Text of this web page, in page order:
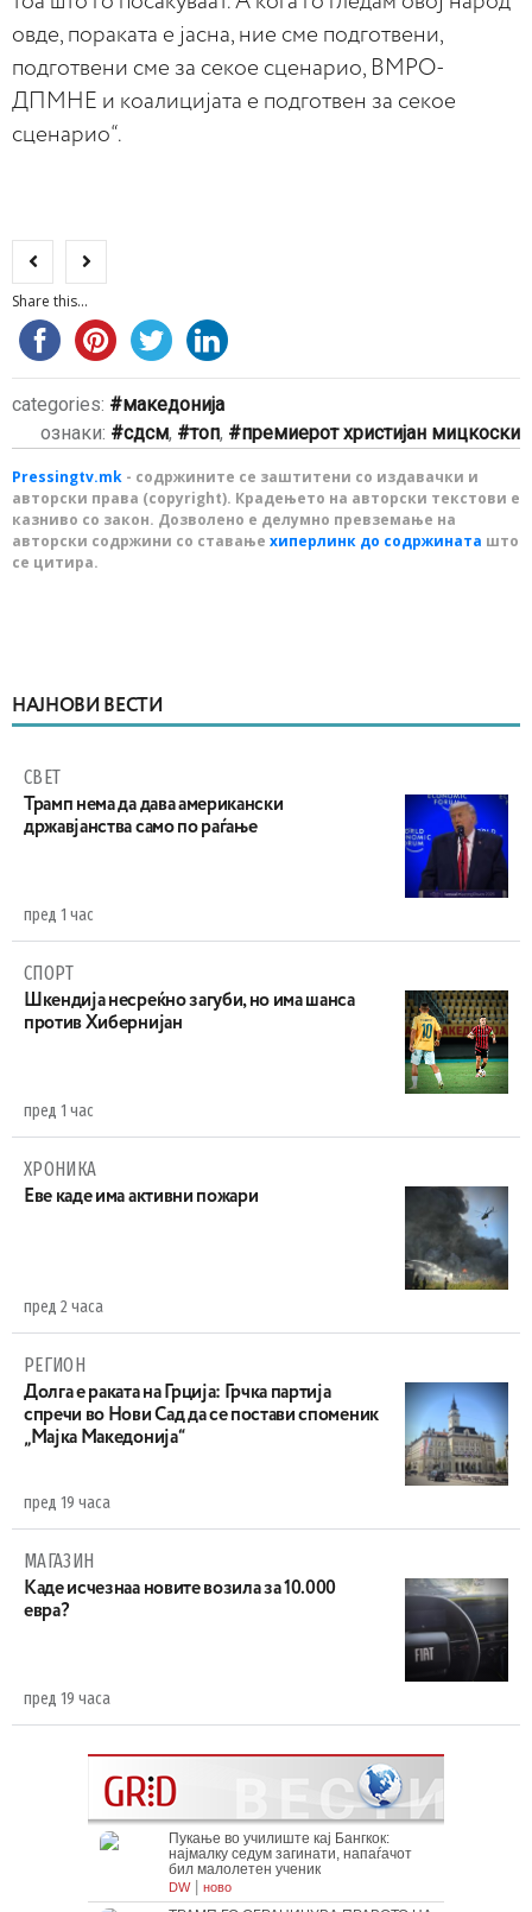
овде, пораката е јасна, ние сме подготвени,
подготвени сме за секое сценарио, ВМРО-
ДПМНЕ и коалицијата е подготвен за секое
сценарио“.
Share this...
categories:
македонија
ознаки:
сдсм, топ, премиерот христијан мицкоски
Pressingtv.mk - содржините се заштитени со издавачки и
авторски права (copyright). Крадењето на авторски текстови е
казниво со закон. Дозволено е делумно превземање на
авторски содржини со ставање хиперлинк до содржината што
се цитира.
НАЈНОВИ ВЕСТИ
СВЕТ
Трамп нема да дава американски
државјанства само по раѓање
пред 1 час
СПОРТ
Шкендија несреќно загуби, но има шанса
против Хибернијан
пред 1 час
ХРОНИКА
Eве каде има активни пожари
пред 2 часа
РЕГИОН
Долга е раката на Грција: Грчка партија
спречи во Нови Сад да се постави споменик
„Мајка Македонија“
пред 19 часа
МАГАЗИН
Каде исчезнаа новите возила за 10.000
евра?
пред 19 часа